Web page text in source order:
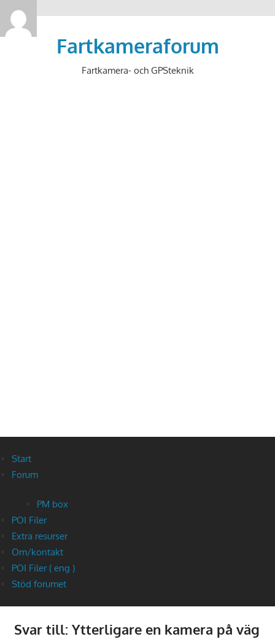
Hoppa
till
Fartkameraforum
Fartkamera- och GPSteknik
Start
Forum
PM box
POI Filer
Extra resurser
Om/kontakt
POI Filer ( eng )
Stöd forumet
Svar till: Ytterligare en kamera på väg